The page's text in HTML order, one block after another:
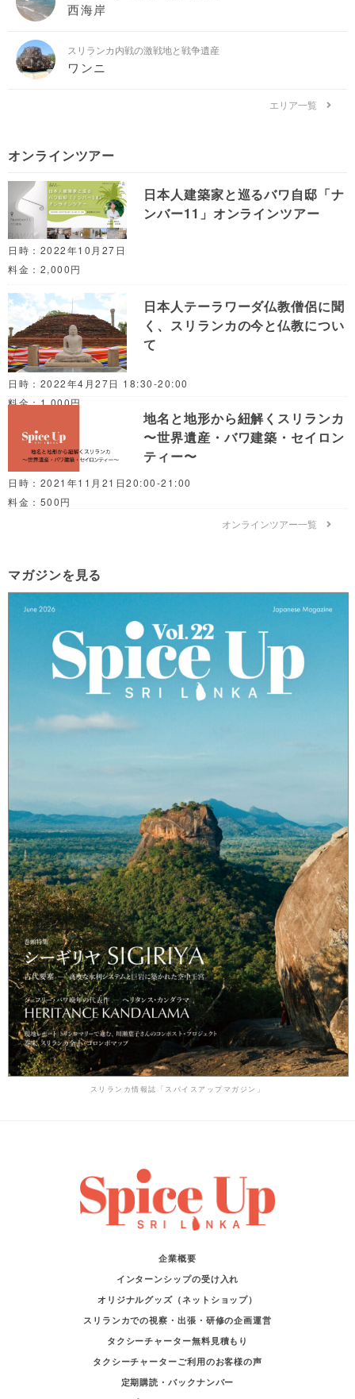
西海岸
スリランカ内戦の激戦地と戦争遺産
ワンニ
エリア一覧
オンラインツアー
日本人建築家と巡るバワ自邸「ナ
ンバー11」オンラインツアー
日時：2022年10月27日
料金：2,000円
日本人テーラワーダ仏教僧侶に聞
く、スリランカの今と仏教につい
て
日時：2022年4月27日 18:30-20:00
料金：1,000円
地名と地形から紐解くスリランカ
〜世界遺産・バワ建築・セイロン
ティー〜
日時：2021年11月21日20:00-21:00
料金：500円
オンラインツアー一覧
マガジンを見る
スリランカ情報誌「スパイスアップマガジン」
企業概要
インターンシップの受け入れ
オリジナルグッズ（ネットショップ）
スリランカでの視察・出張・研修の企画運営
タクシーチャーター無料見積もり
タクシーチャーターご利用のお客様の声
定期購読・バックナンバー